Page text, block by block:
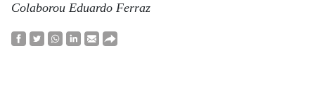
Colaborou Eduardo Ferraz